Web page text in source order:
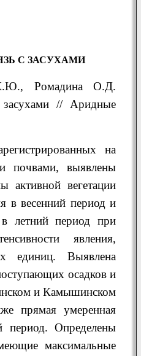
С ЗАСУХАМИ
, РомадинаО.Д.
засухами// Аридные
на
почвами, выявлены
активной вегетации
в весенний период и
летний период при
явления,
единиц. Выявлена
осадков и
и Камышинском
прямая умеренная
период. Определены
максимальные